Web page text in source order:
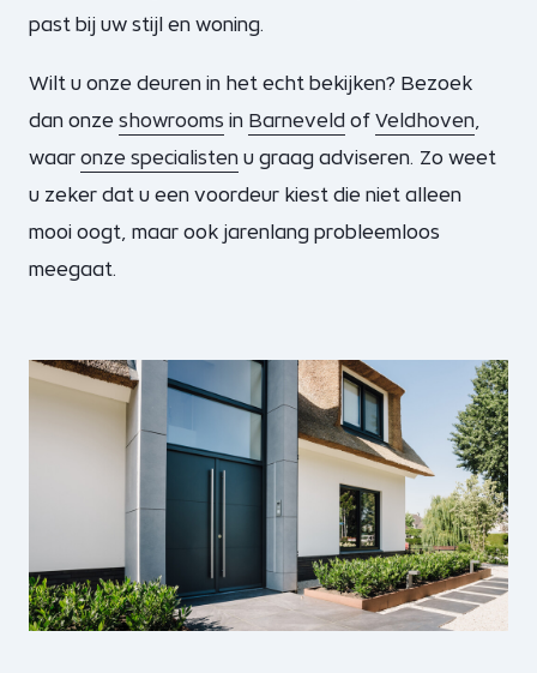
past bij uw stijl en woning.
Wilt u onze deuren in het echt bekijken? Bezoek
dan onze showrooms in Barneveld of Veldhoven,
waar onze specialisten u graag adviseren. Zo weet
u zeker dat u een voordeur kiest die niet alleen
mooi oogt, maar ook jarenlang probleemloos
meegaat.